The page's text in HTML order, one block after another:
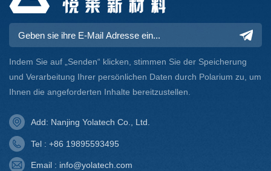
ergibt sich für unsere Härtermischung ein
die Menge des gemischten Härters, die für 100 Gramm E-
51-Bisphenol-A-Epoxidharz verwendet werden soll,
gemäß der Formel für die Menge des Aminhärters:w
(gemischter Härter) % = 51,28/186 ✕ 100=~27,6Das
heißt, pro 100 Gramm E-51 BPA-Epoxidharz Epoxidharz,
Indem Sie auf „Senden“ klicken, stimmen Sie der Speicherung
und Verarbeitung Ihrer persönlichen Daten durch Polarium zu, um
Ihnen die angeforderten Inhalte bereitzustellen.
Add: Nanjing Yolatech Co., Ltd.
Tel : +86 19895593495
Email : info@yolatech.com